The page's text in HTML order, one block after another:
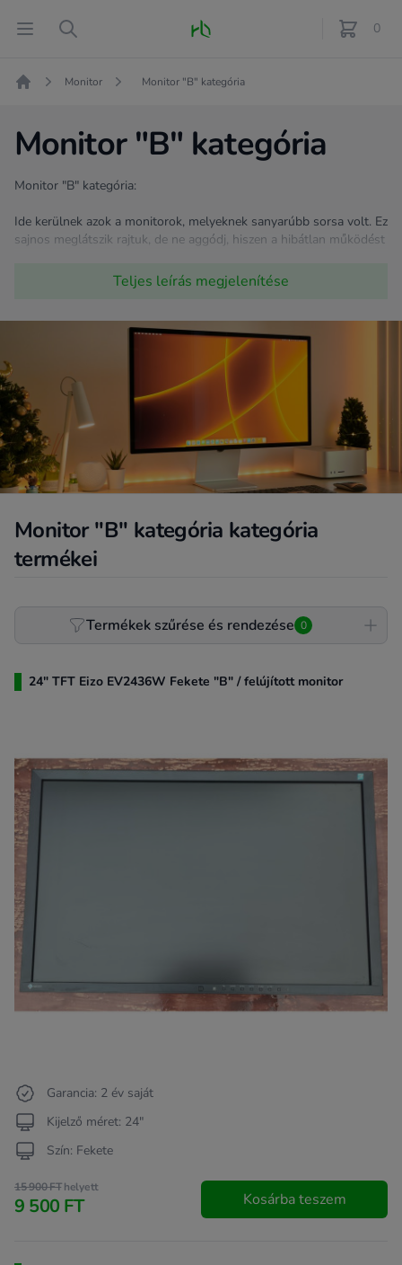
Open menu
Search Fő oldal 0
féle
Monitor Monitor "B" kategória
Monitor "B" kategória
Monitor "B" kategória:
Ide kerülnek azok a monitorok, melyeknek sanyarúbb sorsa volt. Ez
sajnos meglátszik rajtuk, de ne aggódj, hiszen a hibátlan működést
kínáljuk! Ha nem számít a külső, akkor válogass bátran! ;)
Milyen hibákkal szembesülhetsz? Elszíneződött káva, esetleg folt
Mint minden termékünket, így ezeket is tesztelve kínáljuk!
Teljes leírás megjelenítése
Monitor "B" kategória kategória
termékei
Product filterTermékek szűrése és rendezése 0
24" TFT Eizo EV2436W Fekete "B" / felújított monitor
Garancia: 2 év saját
Kijelző méret: 24"
Szín: Fekete
15 900 FThelyett
9 500 FT Kosárba teszem